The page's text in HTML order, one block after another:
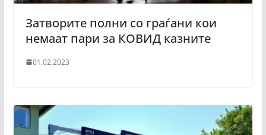
Затворите полни со граѓани кои
немаат пари за КОВИД казните
01.02.2023